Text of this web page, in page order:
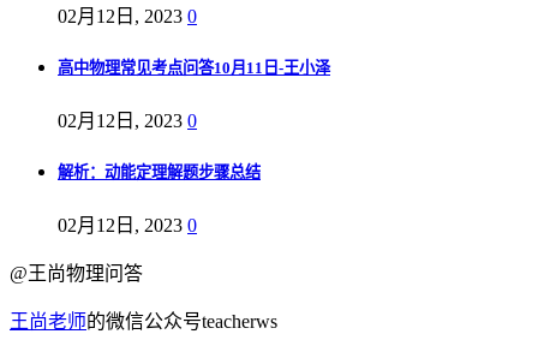
02月12日, 2023 0
高中物理常见考点问答10月11日-王小泽
02月12日, 2023 0
解析：动能定理解题步骤总结
02月12日, 2023 0
@王尚物理问答
王尚老师的微信公众号teacherws